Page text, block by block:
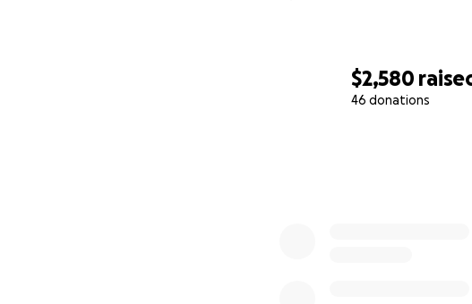
$2,580
46 donations